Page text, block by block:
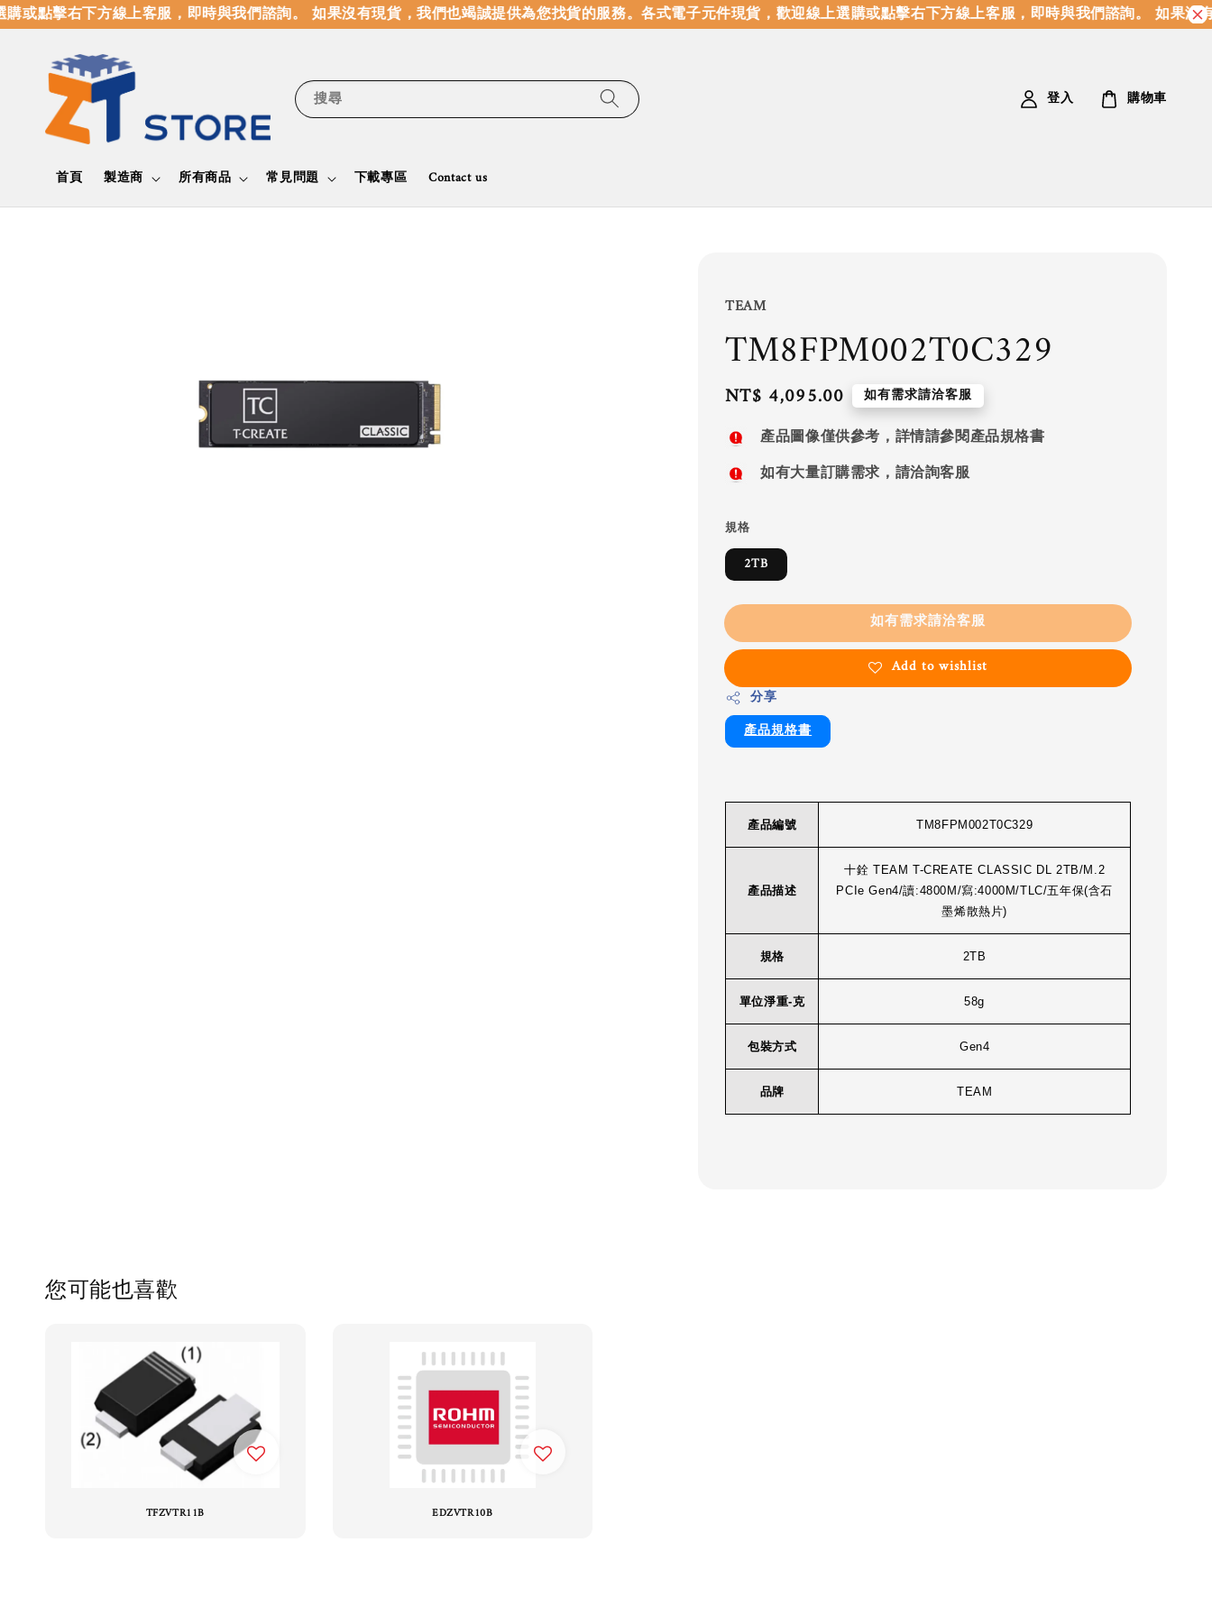
點擊右下方線上客服，即時與我們諮詢。 如果沒有現貨，我們也竭誠提供為您找貨的服務。各式電子元件現貨，歡迎線上選購或點擊右下方線上客服，即時與我們諮詢。 如果沒有
搜尋
首頁 製造商 所有商品 常見問題 下載專區 Contact us
登入 購物車
TEAM
TM8FPM002T0C329
Regular
price
NT$ 4,095.00 如有需求請洽客服
產品圖像僅供參考，詳情請參閱產品規格書
如有大量訂購需求，請洽詢客服
規格
2TB
如有需求請洽客服
Add to wishlist
分享
產品規格書
產品編號 TM8FPM002T0C329
產品描述
十銓 TEAM T-CREATE CLASSIC DL 2TB/M.2
PCIe Gen4/讀:4800M/寫:4000M/TLC/五年保(含石
墨烯散熱片)
規格 2TB
單位淨重-克 58g
包裝方式 Gen4
品牌 TEAM
您可能也喜歡
TFZVTR11B EDZVTR10B